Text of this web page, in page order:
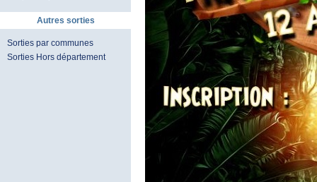
Autres sorties
Sorties par communes
Sorties Hors département